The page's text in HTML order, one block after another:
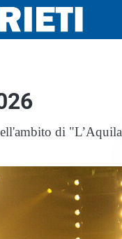
di "L’Aquila